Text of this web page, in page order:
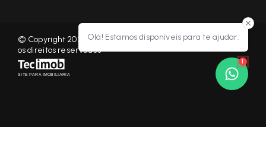
Olá! Estamos disponíveis para te ajudar.
1
© Copyright 2026 - KF NEGÓCIOS IMOBILIÁRIOS RP - Todos
os direitos reservados
SITE PARA IMOBILIARIA